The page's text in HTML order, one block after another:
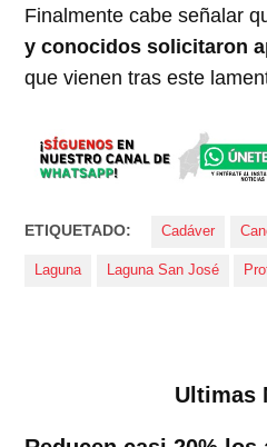
Finalmente cabe señalar
y conocidos solicitaron
que vienen tras este
ETIQUETADO: Cadáver
Laguna Laguna San José
Ultimas